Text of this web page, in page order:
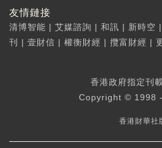
友情鏈接
清博智能 | 艾媒諮詢 | 和訊 | 新時空 |
刊
| 壹財信 | 權衡財經 | 攬富財經 |
香港政府指定刊
Copyright © 1998 -
香港財華社